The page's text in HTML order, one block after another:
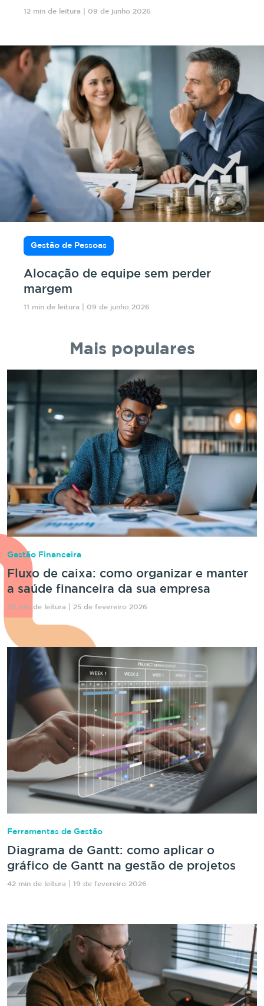
12 min de leitura | 09 de junho 2026
Gestão de Pessoas
Alocação de equipe sem perder
margem
11 min de leitura | 09 de junho 2026
Mais populares
Gestão Financeira
Fluxo de caixa: como organizar e manter
a saúde financeira da sua empresa
29 min de leitura | 25 de fevereiro 2026
Ferramentas de Gestão
Diagrama de Gantt: como aplicar o
gráfico de Gantt na gestão de projetos
42 min de leitura | 19 de fevereiro 2026